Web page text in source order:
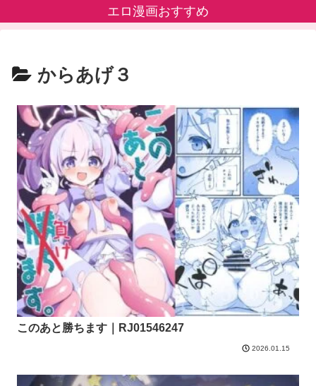
エロ漫画おすすめ
からあげ３
このあと勝ちます｜RJ01546247
2026.01.15